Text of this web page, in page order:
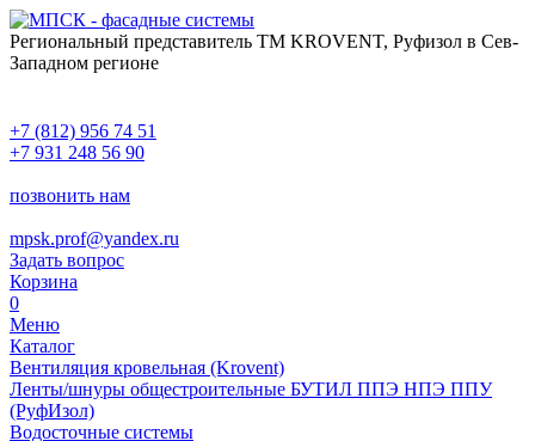
Региональный представитель ТМ KROVENT, Руфизол в Сев-
Западном регионе
+7 (812) 956 74 51
+7 931 248 56 90
позвонить нам
mpsk.prof@yandex.ru
Задать вопрос
Корзина
0
Меню
Каталог
Вентиляция кровельная (Krovent)
Ленты/шнуры общестроительные БУТИЛ ППЭ НПЭ ППУ
(РуфИзол)
Водосточные системы